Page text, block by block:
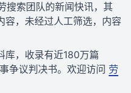
搜索团队的新闻快讯，其
容，未经过人工筛选，内容
库，收录有近180万篇
争议判决书。欢迎访问 劳